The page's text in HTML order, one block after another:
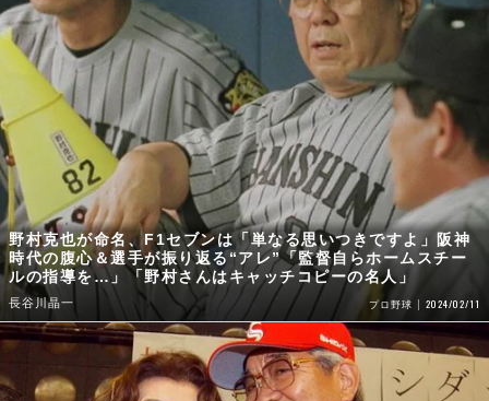
野村克也が命名、F1セブンは「単なる思いつきですよ」阪神
時代の腹心＆選手が振り返る“アレ”「監督自らホームスチー
ルの指導を…」「野村さんはキャッチコピーの名人」
長谷川晶一 プロ野球 2024/02/11